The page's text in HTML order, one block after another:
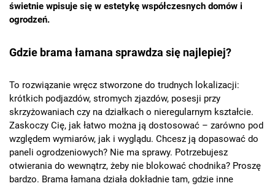
świetnie wpisuje się w estetykę współczesnych domów i
ogrodzeń.
Gdzie brama łamana sprawdza się najlepiej?
To rozwiązanie wręcz stworzone do trudnych lokalizacji:
krótkich podjazdów, stromych zjazdów, posesji przy
skrzyżowaniach czy na działkach o nieregularnym kształcie.
Zaskoczy Cię, jak łatwo można ją dostosować – zarówno pod
względem wymiarów, jak i wyglądu. Chcesz ją dopasować do
paneli ogrodzeniowych? Nie ma sprawy. Potrzebujesz
otwierania do wewnątrz, żeby nie blokować chodnika? Proszę
bardzo. Brama łamana działa dokładnie tam, gdzie inne